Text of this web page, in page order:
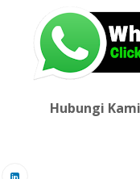
Hubungi